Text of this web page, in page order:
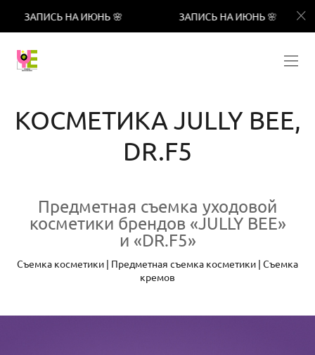
НА ИЮНЬ 🌸 ЗАПИСЬ НА ИЮНЬ 🌸
КОСМЕТИКА JULLY BEE,
DR.F5
Предметная съемка уходовой
косметики брендов «JULLY BEE»
и «DR.F5»
Съемка косметики | Предметная съемка косметики | Съемка
кремов